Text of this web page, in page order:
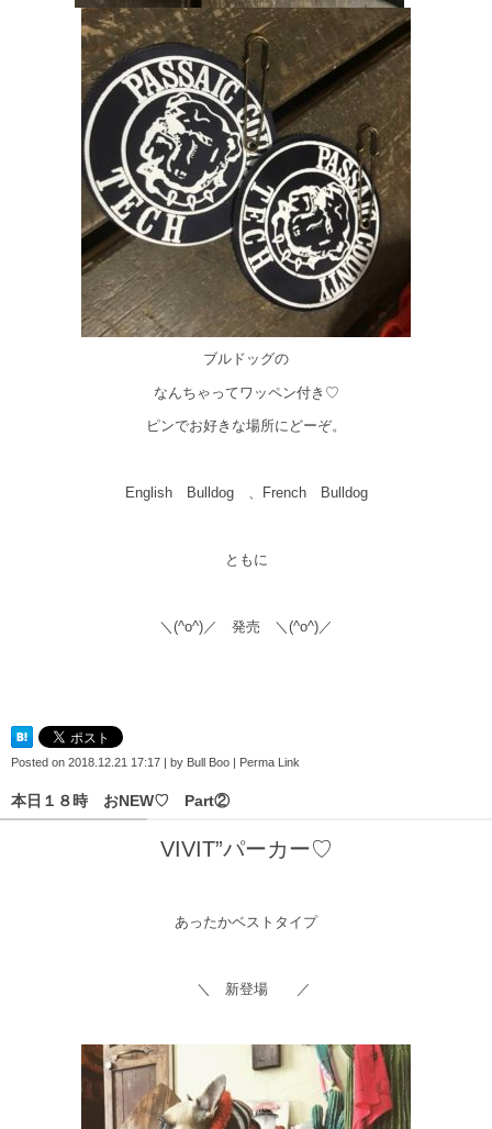
ブルドッグの
なんちゃってワッペン付き♡
ピンでお好きな場所にどーぞ。
English Bulldog 、French Bulldog
ともに
＼(^o^)／ 発売 ＼(^o^)／
Posted on 2018.12.21 17:17 | by Bull Boo | Perma Link
本日１８時 おNEW♡ Part②
VIVIT”パーカー♡
あったかベストタイプ
＼ 新登場 ／